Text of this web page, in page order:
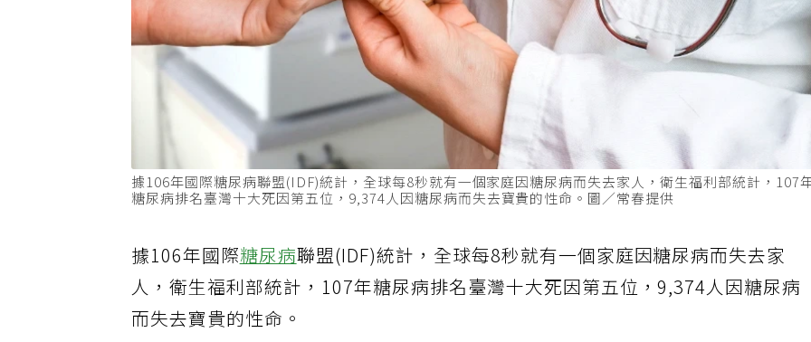
據106年國際糖尿病聯盟(IDF)統計，全球每8秒就有一個家庭因糖尿病而失去家人，衛生福利部統計，107
糖尿病排名臺灣十大死因第五位，9,374人因糖尿病而失去寶貴的性命。圖／常春提供
據106年國際糖尿病聯盟(IDF)統計，全球每8秒就有一個家庭因糖尿病而失去家
人，衛生福利部統計，107年糖尿病排名臺灣十大死因第五位，9,374人因糖尿病
而失去寶貴的性命。